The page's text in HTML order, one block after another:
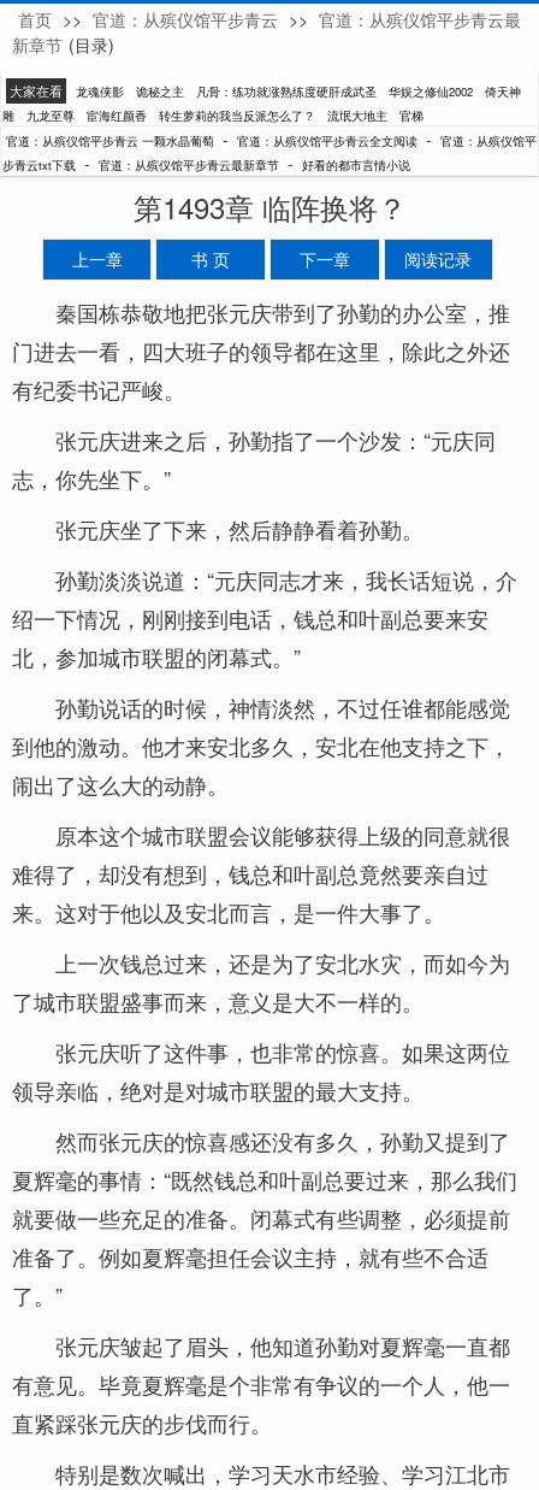
一颗水晶葡萄
首页 >> 官道：从殡仪馆平步青云 >> 官道：从殡仪馆平步青云最
新章节 (目录)
大家在看 龙魂侠影 诡秘之主 凡骨：练功就涨熟练度硬肝成武圣 华娱之修仙2002
倚天神
雕
九龙至尊 宦海红颜香 转生萝莉的我当反派怎么了？ 流氓大地主
官梯
官道：从殡仪馆平步青云 一颗水晶葡萄 - 官道：从殡仪馆平步青云全文阅读 - 官道：从殡仪馆平
步青云txt下载 - 官道：从殡仪馆平步青云最新章节 - 好看的都市言情小说
第1493章 临阵换将？
上一章 书 页 下一章 阅读记录
秦国栋恭敬地把张元庆带到了孙勤的办公室，推
门进去一看，四大班子的领导都在这里，除此之外还
有纪委书记严峻。
张元庆进来之后，孙勤指了一个沙发：“元庆同
志，你先坐下。”
张元庆坐了下来，然后静静看着孙勤。
孙勤淡淡说道：“元庆同志才来，我长话短说，介
绍一下情况，刚刚接到电话，钱总和叶副总要来安
北，参加城市联盟的闭幕式。”
孙勤说话的时候，神情淡然，不过任谁都能感觉
到他的激动。他才来安北多久，安北在他支持之下，
闹出了这么大的动静。
原本这个城市联盟会议能够获得上级的同意就很
难得了，却没有想到，钱总和叶副总竟然要亲自过
来。这对于他以及安北而言，是一件大事了。
上一次钱总过来，还是为了安北水灾，而如今为
了城市联盟盛事而来，意义是大不一样的。
张元庆听了这件事，也非常的惊喜。如果这两位
领导亲临，绝对是对城市联盟的最大支持。
然而张元庆的惊喜感还没有多久，孙勤又提到了
夏辉毫的事情：“既然钱总和叶副总要过来，那么我们
就要做一些充足的准备。闭幕式有些调整，必须提前
准备了。例如夏辉毫担任会议主持，就有些不合适
了。”
张元庆皱起了眉头，他知道孙勤对夏辉毫一直都
有意见。毕竟夏辉毫是个非常有争议的一个人，他一
直紧踩张元庆的步伐而行。
特别是数次喊出，学习天水市经验、学习江北市